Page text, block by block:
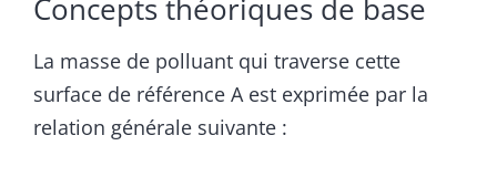
Concepts théoriques de base
La masse de polluant qui traverse cette
surface de référence A est exprimée par la
relation générale suivante :